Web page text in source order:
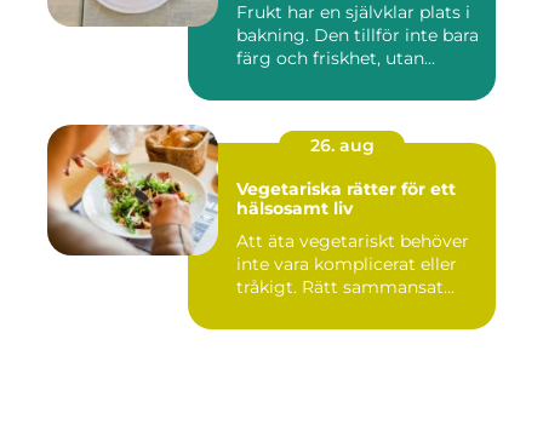
Frukt har en självklar plats i
bakning. Den tillför inte bara
färg och friskhet, utan...
26. aug
Vegetariska rätter för ett
hälsosamt liv
Att äta vegetariskt behöver
inte vara komplicerat eller
tråkigt. Rätt sammansat...